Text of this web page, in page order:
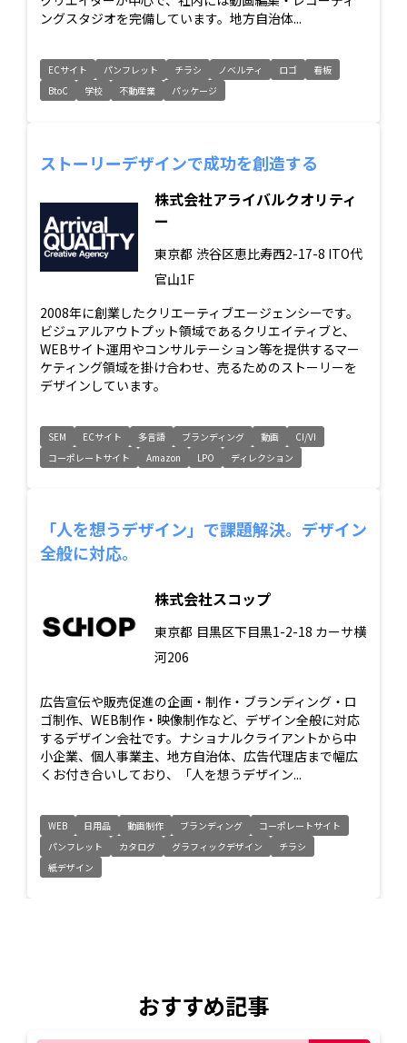
ングスタジオを完備しています。地方自治体...
ECサイト パンフレット チラシ ノベルティ ロゴ
看板
BtoC
学校 不動産業 パッケージ
ストーリーデザインで成功を創造する
株式会社アライバルクオリティ
ー
東京都 渋谷区恵比寿西2-17-8 ITO代
官山1F
2008年に創業したクリエーティブエージェンシーです。
ビジュアルアウトプット領域であるクリエイティブと、
WEBサイト運用やコンサルテーション等を提供するマー
ケティング領域を掛け合わせ、売るためのストーリーを
デザインしています。
SEM ECサイト 多言語 ブランディング 動画
CI/VI
コーポレートサイト
Amazon LPO ディレクション
「人を想うデザイン」で課題解決。デザイン
全般に対応。
株式会社スコップ
東京都 目黒区下目黒1-2-18 カーサ横
河206
広告宣伝や販売促進の企画・制作・ブランディング・ロ
ゴ制作、WEB制作・映像制作など、デザイン全般に対応
するデザイン会社です。ナショナルクライアントから中
小企業、個人事業主、地方自治体、広告代理店まで幅広
くお付き合いしており、「人を想うデザイン...
WEB 日用品 動画制作 ブランディング
コーポレートサイト
パンフレット
カタログ グラフィックデザイン
チラシ
紙デザイン
おすすめ記事